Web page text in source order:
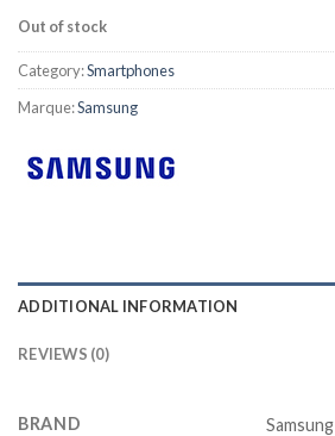
Out of stock
Category:Smartphones
Marque:Samsung
ADDITIONAL INFORMATION
REVIEWS (0)
BRAND Samsung